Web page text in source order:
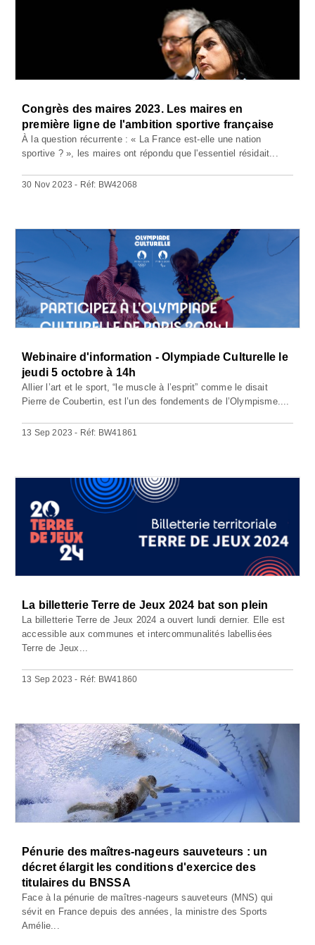
Congrès des maires 2023. Les maires en
première ligne de l'ambition sportive française
À la question récurrente : « La France est-elle une nation
sportive ? », les maires ont répondu que l'essentiel résidait...
30 Nov 2023 - Réf: BW42068
Webinaire d'information - Olympiade Culturelle le
jeudi 5 octobre à 14h
Allier l’art et le sport, “le muscle à l’esprit” comme le disait
Pierre de Coubertin, est l’un des fondements de l’Olympisme....
13 Sep 2023 - Réf: BW41861
La billetterie Terre de Jeux 2024 bat son plein
La billetterie Terre de Jeux 2024 a ouvert lundi dernier. Elle est
accessible aux communes et intercommunalités labellisées
Terre de Jeux...
13 Sep 2023 - Réf: BW41860
Pénurie des maîtres-nageurs sauveteurs : un
décret élargit les conditions d'exercice des
titulaires du BNSSA
Face à la pénurie de maîtres-nageurs sauveteurs (MNS) qui
sévit en France depuis des années, la ministre des Sports
Amélie...